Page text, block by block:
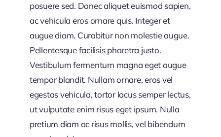
posuere sed. Donec aliquet euismod sapien,
ac vehicula eros ornare quis. Integer et
augue diam. Curabitur non molestie augue.
Pellentesque facilisis pharetra justo.
Vestibulum fermentum magna eget augue
tempor blandit. Nullam ornare, eros vel
egestas vehicula, tortor lacus semper lectus,
ut vulputate enim risus eget ipsum. Nulla
pretium diam ac risus mollis, vel bibendum